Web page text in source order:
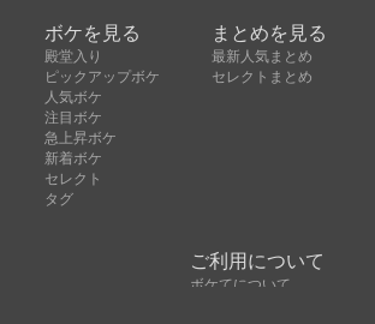
ボケを見る
殿堂入り
ピックアップボケ
人気ボケ
注目ボケ
急上昇ボケ
新着ボケ
セレクト
タグ
まとめを見る
最新人気まとめ
セレクトまとめ
ご利用について
ボケてについて